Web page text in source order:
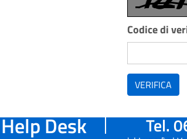
Codice di
VERIFICA
Help Desk Tel.